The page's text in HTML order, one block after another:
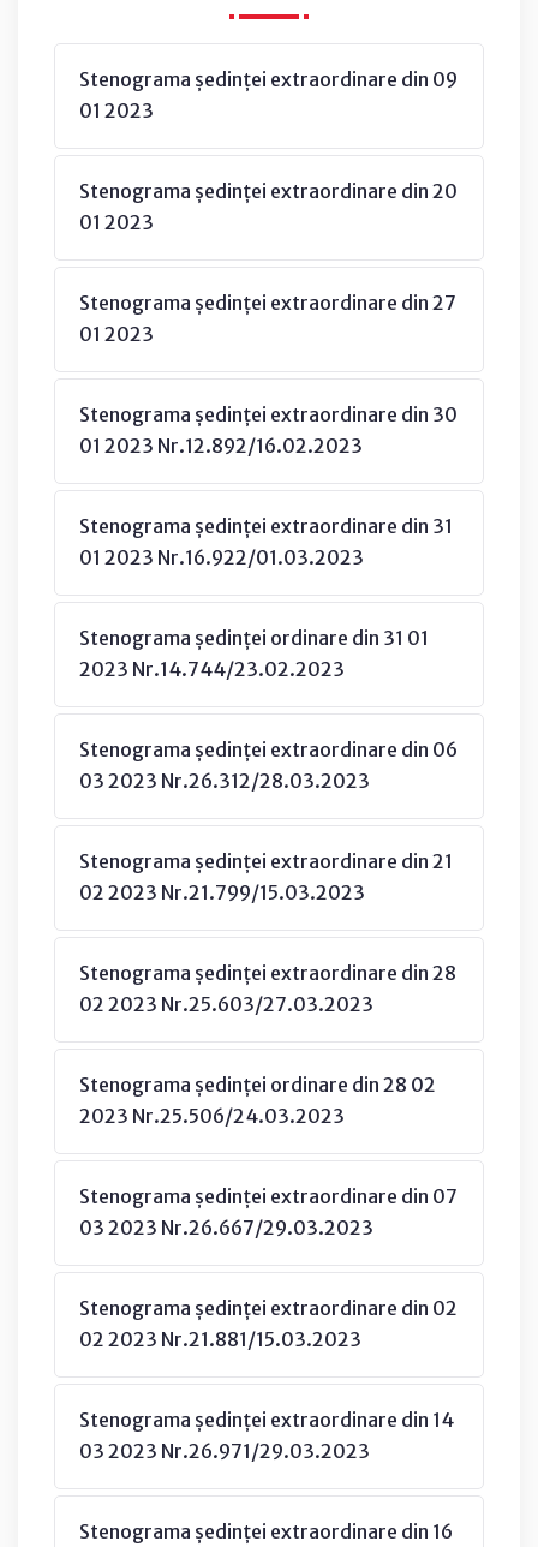
Stenograma ședinței extraordinare din 09
01 2023
Stenograma ședinței extraordinare din 20
01 2023
Stenograma ședinței extraordinare din 27
01 2023
Stenograma ședinței extraordinare din 30
01 2023 Nr.12.892/16.02.2023
Stenograma ședinței extraordinare din 31
01 2023 Nr.16.922/01.03.2023
Stenograma ședinței ordinare din 31 01
2023 Nr.14.744/23.02.2023
Stenograma ședinței extraordinare din 06
03 2023 Nr.26.312/28.03.2023
Stenograma ședinței extraordinare din 21
02 2023 Nr.21.799/15.03.2023
Stenograma ședinței extraordinare din 28
02 2023 Nr.25.603/27.03.2023
Stenograma ședinței ordinare din 28 02
2023 Nr.25.506/24.03.2023
Stenograma ședinței extraordinare din 07
03 2023 Nr.26.667/29.03.2023
Stenograma ședinței extraordinare din 02
02 2023 Nr.21.881/15.03.2023
Stenograma ședinței extraordinare din 14
03 2023 Nr.26.971/29.03.2023
Stenograma ședinței extraordinare din 16